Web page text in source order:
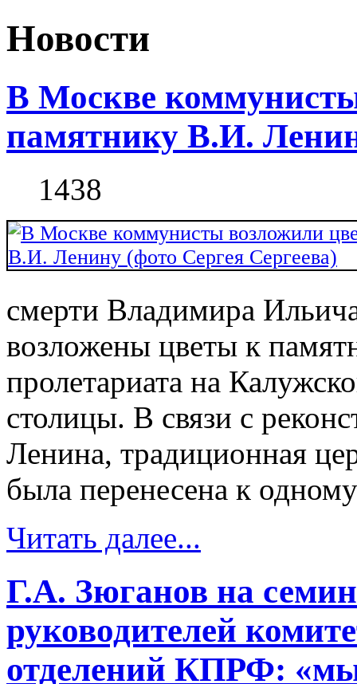
Новости
В Москве
памятнику В.И.
1438
смерти Владимира
возложены цветы к
пролетариата на
столицы. В связи с
Ленина, традиционная
была перенесена к
Читать далее...
Г.А. Зюганов на
руководителей
отделений КПРФ: «мы